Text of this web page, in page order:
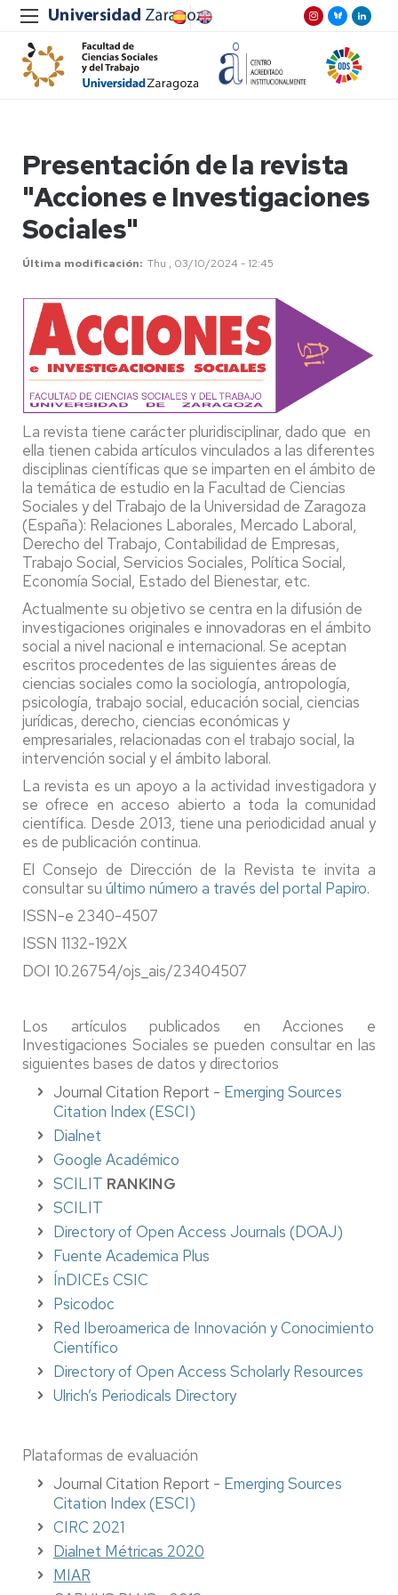
Presentación de la revista
"Acciones e Investigaciones
Sociales"
Última modificación Thu , 03/10/2024 - 12:45
La revista tiene carácter pluridisciplinar, dado que en
ella tienen cabida artículos vinculados a las diferentes
disciplinas científicas que se imparten en el ámbito de
la temática de estudio en la Facultad de Ciencias
Sociales y del Trabajo de la Universidad de Zaragoza
(España): Relaciones Laborales, Mercado Laboral,
Derecho del Trabajo, Contabilidad de Empresas,
Trabajo Social, Servicios Sociales, Política Social,
Economía Social, Estado del Bienestar, etc.
Actualmente su objetivo se centra en la difusión de
investigaciones originales e innovadoras en el ámbito
social a nivel nacional e internacional. Se aceptan
escritos procedentes de las siguientes áreas de
ciencias sociales como la sociología, antropología,
psicología, trabajo social, educación social, ciencias
jurídicas, derecho, ciencias económicas y
empresariales, relacionadas con el trabajo social, la
intervención social y el ámbito laboral.
La revista es un apoyo a la actividad investigadora y
se ofrece en acceso abierto a toda la comunidad
científica. Desde 2013, tiene una periodicidad anual y
es de publicación continua.
El Consejo de Dirección de la Revista te invita a
consultar su último número a través del portal Papiro.
ISSN-e 2340-4507
ISSN 1132-192X
DOI 10.26754/ojs_ais/23404507
Los artículos publicados en Acciones e
Investigaciones Sociales se pueden consultar en las
siguientes bases de datos y directorios
Journal Citation Report - Emerging Sources
Citation Index (ESCI)
Dialnet
Google Académico
SCILIT RANKING
SCILIT
Directory of Open Access Journals (DOAJ)
Fuente Academica Plus
ÍnDICEs CSIC
Psicodoc
Red Iberoamerica de Innovación y Conocimiento
Científico
Directory of Open Access Scholarly Resources
Ulrich’s Periodicals Directory
Plataformas de evaluación
Journal Citation Report - Emerging Sources
Citation Index (ESCI)
CIRC 2021
Dialnet Métricas 2020
MIAR